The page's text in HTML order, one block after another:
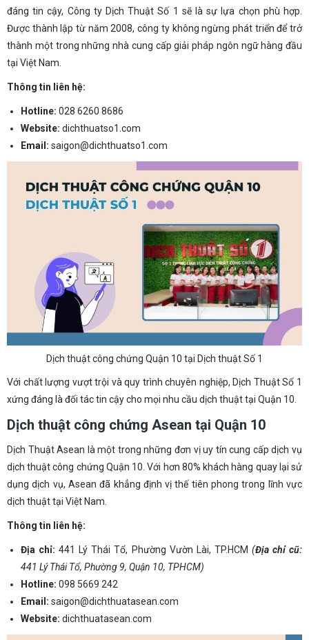
đáng tin cậy, Công ty Dịch Thuật Số 1 sẽ là sự lựa chọn phù hợp.
Được thành lập từ năm 2008, công ty không ngừng phát triển để trở
thành một trong những nhà cung cấp giải pháp ngôn ngữ hàng đầu
tại Việt Nam.
Thông tin liên hệ:
Hotline: 028 6260 8686
Website: dichthuatso1.com
Email: saigon@dichthuatso1.com
Dịch thuật công chứng Quận 10 tại Dịch thuật Số 1
Với chất lượng vượt trội và quy trình chuyên nghiệp, Dịch Thuật Số 1
xứng đáng là đối tác tin cậy cho mọi nhu cầu dịch thuật tại Quận 10.
Dịch thuật công chứng Asean tại Quận 10
Dịch Thuật Asean là một trong những đơn vị uy tín cung cấp dịch vụ
dịch thuật công chứng Quận 10. Với hơn 80% khách hàng quay lại sử
dụng dịch vụ, Asean đã khẳng định vị thế tiên phong trong lĩnh vực
dịch thuật tại Việt Nam.
Thông tin liên hệ:
Địa chỉ: 441 Lý Thái Tổ, Phường Vườn Lài, TP.HCM (Địa chỉ cũ:
441 Lý Thái Tổ, Phường 9, Quận 10, TPHCM)
Hotline: 098 5669 242
Email: saigon@dichthuatasean.com
Website: dichthuatasean.com